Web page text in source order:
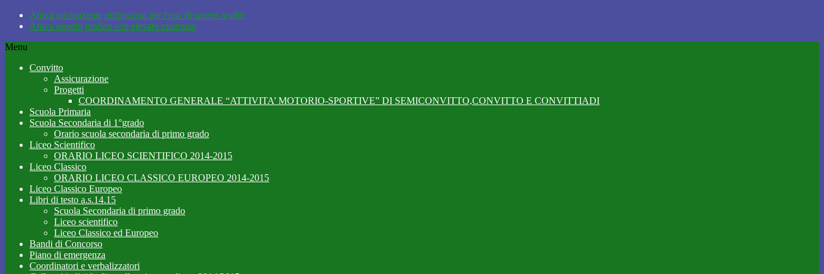
Attiva navigazione ottimizzata per l'uso di screen reader
Attiva aspetto grafico con elevato contrasto
Menu
Convitto
Assicurazione
Progetti
COORDINAMENTO GENERALE “ATTIVITA’ MOTORIO-SPORTIVE” DI SEMICONVITTO,CONVITTO E CONVITTIADI
Scuola Primaria
Scuola Secondaria di 1°grado
Orario scuola secondaria di primo grado
Liceo Scientifico
ORARIO LICEO SCIENTIFICO 2014-2015
Liceo Classico
ORARIO LICEO CLASSICO EUROPEO 2014-2015
Liceo Classico Europeo
Libri di testo a.s.14.15
Scuola Secondaria di primo grado
Liceo scientifico
Liceo Classico ed Europeo
Bandi di Concorso
Piano di emergenza
Coordinatori e verbalizzatori